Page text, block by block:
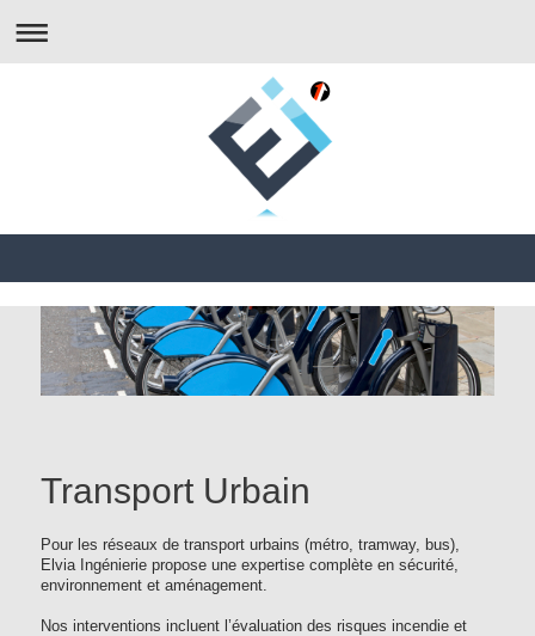
Transport Urbain
Pour les réseaux de transport urbains (métro, tramway, bus),
Elvia Ingénierie propose une expertise complète en sécurité,
environnement et aménagement.
Nos interventions incluent l’évaluation des risques incendie et